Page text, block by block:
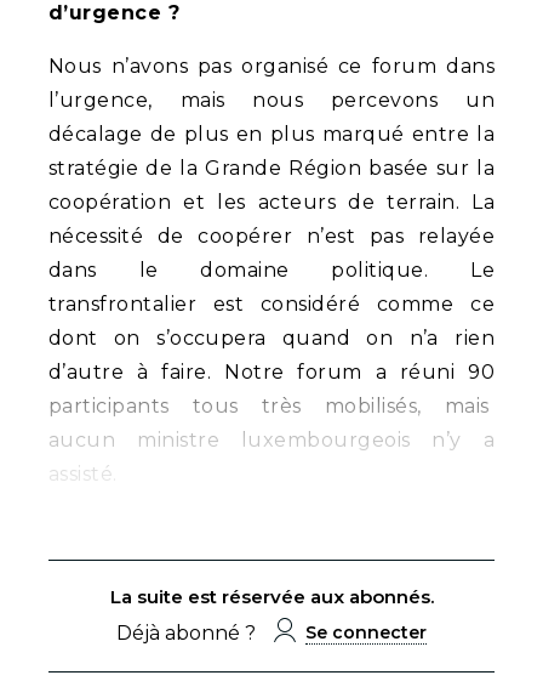
d’urgence ?
Nous n’avons pas organisé ce forum dans
l’urgence, mais nous percevons un
décalage de plus en plus marqué entre la
stratégie de la Grande Région basée sur la
coopération et les acteurs de terrain. La
nécessité de coopérer n’est pas relayée
dans le domaine politique. Le
transfrontalier est considéré comme ce
dont on s’occupera quand on n’a rien
d’autre à faire. Notre forum a réuni 90
participants tous très mobilisés, mais
aucun ministre luxembourgeois n’y a
assisté.
La suite est réservée aux abonnés.
Déjà abonné ?
Se connecter